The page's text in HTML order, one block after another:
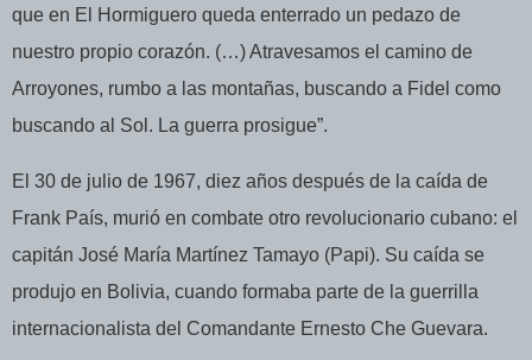
que en El Hormiguero queda enterrado un pedazo de
nuestro propio corazón. (…) Atravesamos el camino de
Arroyones, rumbo a las montañas, buscando a Fidel como
buscando al Sol. La guerra prosigue”.
El 30 de julio de 1967, diez años después de la caída de
Frank País, murió en combate otro revolucionario cubano: el
capitán José María Martínez Tamayo (Papi). Su caída se
produjo en Bolivia, cuando formaba parte de la guerrilla
internacionalista del Comandante Ernesto Che Guevara.